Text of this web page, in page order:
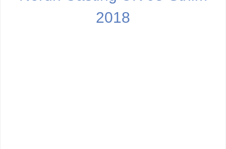
2018